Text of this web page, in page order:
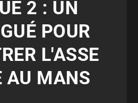
2 : UN
POUR
L'ASSE
AU MANS